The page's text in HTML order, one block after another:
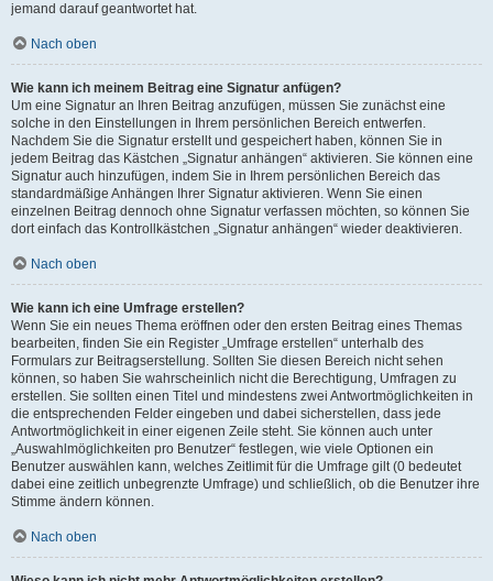
jemand darauf geantwortet hat.
Nach oben
Wie kann ich meinem Beitrag eine Signatur anfügen?
Um eine Signatur an Ihren Beitrag anzufügen, müssen Sie zunächst eine
solche in den Einstellungen in Ihrem persönlichen Bereich entwerfen.
Nachdem Sie die Signatur erstellt und gespeichert haben, können Sie in
jedem Beitrag das Kästchen „Signatur anhängen“ aktivieren. Sie können eine
Signatur auch hinzufügen, indem Sie in Ihrem persönlichen Bereich das
standardmäßige Anhängen Ihrer Signatur aktivieren. Wenn Sie einen
einzelnen Beitrag dennoch ohne Signatur verfassen möchten, so können Sie
dort einfach das Kontrollkästchen „Signatur anhängen“ wieder deaktivieren.
Nach oben
Wie kann ich eine Umfrage erstellen?
Wenn Sie ein neues Thema eröffnen oder den ersten Beitrag eines Themas
bearbeiten, finden Sie ein Register „Umfrage erstellen“ unterhalb des
Formulars zur Beitragserstellung. Sollten Sie diesen Bereich nicht sehen
können, so haben Sie wahrscheinlich nicht die Berechtigung, Umfragen zu
erstellen. Sie sollten einen Titel und mindestens zwei Antwortmöglichkeiten in
die entsprechenden Felder eingeben und dabei sicherstellen, dass jede
Antwortmöglichkeit in einer eigenen Zeile steht. Sie können auch unter
„Auswahlmöglichkeiten pro Benutzer“ festlegen, wie viele Optionen ein
Benutzer auswählen kann, welches Zeitlimit für die Umfrage gilt (0 bedeutet
dabei eine zeitlich unbegrenzte Umfrage) und schließlich, ob die Benutzer ihre
Stimme ändern können.
Nach oben